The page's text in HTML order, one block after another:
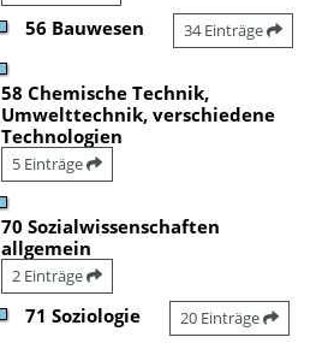
56 Bauwesen 34 Einträge
58 Chemische Technik,
Umwelttechnik, verschiedene
Technologien
5 Einträge
70 Sozialwissenschaften
allgemein
2 Einträge
71 Soziologie 20 Einträge